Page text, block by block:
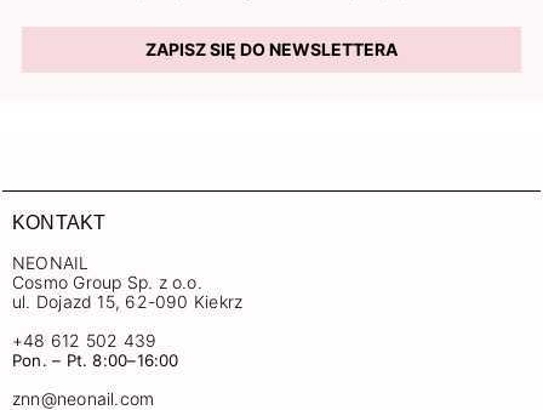
ZAPISZ SIĘ DO NEWSLETTERA
KONTAKT
NEONAIL
Cosmo Group Sp. z o.o.
ul. Dojazd 15, 62-090 Kiekrz
+48 612 502 439
Pon. – Pt. 8:00–16:00
znn@neonail.com